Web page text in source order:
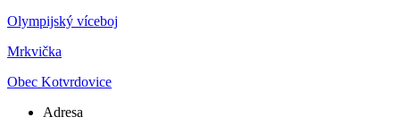
Olympijský víceboj
Mrkvička
Obec Kotvrdovice
Adresa